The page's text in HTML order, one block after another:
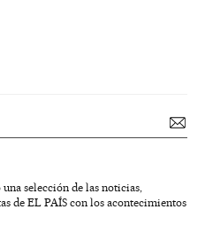
selección de las noticias,
de EL PAÍS con los acontecimientos